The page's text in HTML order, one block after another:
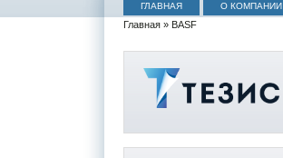
ГЛАВНАЯ О КОМПАНИИ
Главная » BASF